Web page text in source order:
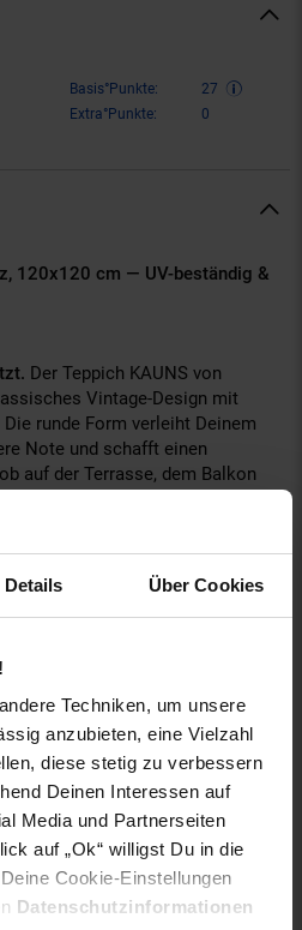
Details Über Cookies
Techniken, um unsere
anzubieten, eine Vielzahl
diese stetig zu verbessern
Deinen Interessen auf
Media und Partnerseiten
auf „Ok“ willigst Du in die
Cookie-Einstellungen
Datenschutzinformationen
Basis°Punkte:
27
Extra°Punkte:
0
120x120 cm — UV-beständig &
Der Teppich KAUNS von
Vintage-Design mit
runde Form verleiht Deinem
Note und schafft einen
auf der Terrasse, dem Balkon
Anmutung
Die sanften Farben
schaffen eine Atmosphäre
in Heatset-Frisée-Qualität
UV-beständig — die Farben
langen Sommer nicht. Nach
schnell und bleibt formstabil. Mit